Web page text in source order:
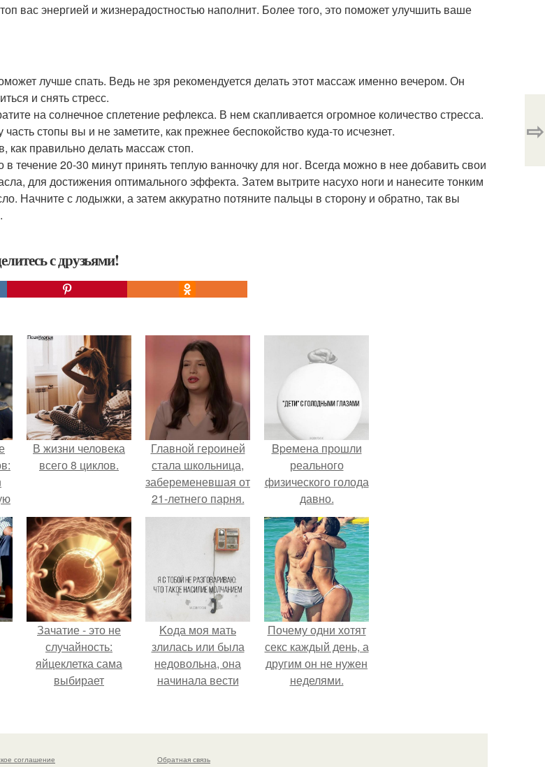
вас энергией и жизнерадостностью наполнит. Более того, это поможет улучшить ваше
лучше спать. Ведь не зря рекомендуется делать этот массаж именно вечером. Он
и снять стресс.
на солнечное сплетение рефлекса. В нем скапливается огромное количество стресса.
стопы вы и не заметите, как прежнее беспокойство куда-то исчезнет.
как правильно делать массаж стоп.
течение 20-30 минут принять теплую ванночку для ног. Всегда можно в нее добавить свои
для достижения оптимального эффекта. Затем вытрите насухо ноги и нанесите тонким
Начните с лодыжки, а затем аккуратно потяните пальцы в сторону и обратно, так вы
с друзьями!
⇨
В жизни человека
всего 8 циклов.
Главной героиней
стала школьница,
забеременевшая от
21-летнего парня.
Bpeмена прошли
реального
физического голода
давно.
Зачатие - это не
случайность:
яйцеклетка сама
выбирает
Koда моя мать
злилась или была
недовольна, она
начинала вести
Почему одни хотят
секс каждый день, а
другим он не нужен
неделями.
соглашение Обратная связь